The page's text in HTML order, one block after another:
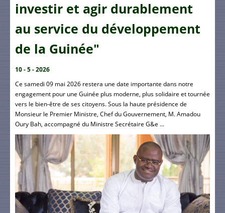
investir et agir durablement
au service du développement
de la Guinée"
10 - 5 - 2026
Ce samedi 09 mai 2026 restera une date importante dans notre
engagement pour une Guinée plus moderne, plus solidaire et tournée
vers le bien-être de ses citoyens. Sous la haute présidence de
Monsieur le Premier Ministre, Chef du Gouvernement, M. Amadou
Oury Bah, accompagné du Ministre Secrétaire G&e ...